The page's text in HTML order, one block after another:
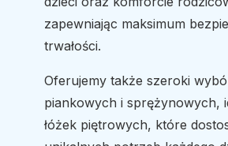
zapewniając maksimum
trwałości.
Oferujemy także szeroki
piankowych i sprężynowych,
łóżek piętrowych, które